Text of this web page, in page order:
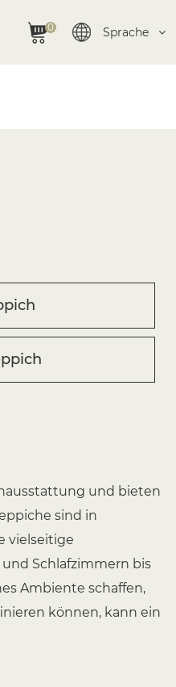
0 Sprache
und bieten
sind in
vielseitige
Schlafzimmern bis
Ambiente schaffen,
können, kann ein